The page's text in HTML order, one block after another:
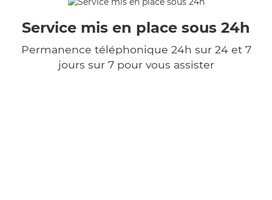
Service mis en place sous 24h
Permanence téléphonique 24h sur 24 et 7
jours sur 7 pour vous assister